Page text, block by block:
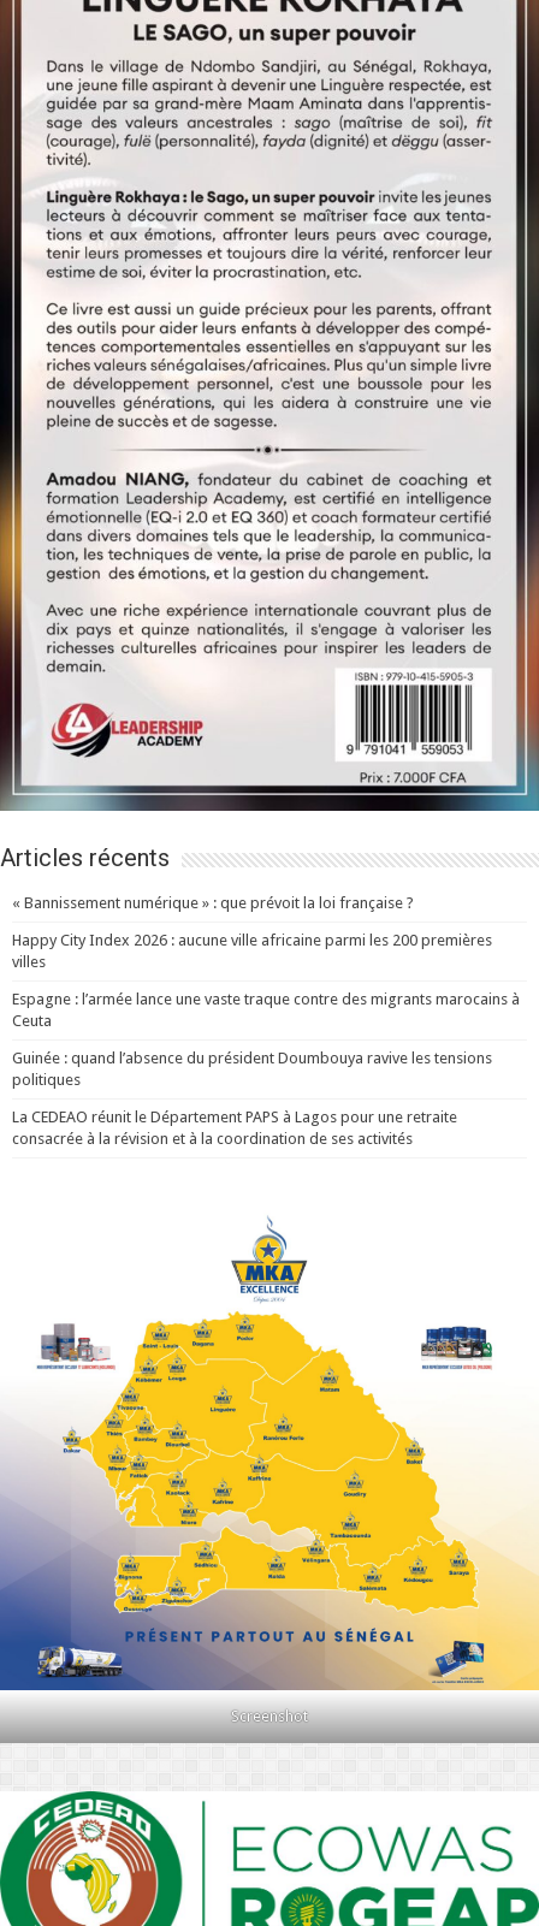
Articles récents
« Bannissement numérique » : que prévoit la loi française ?
Happy City Index 2026 : aucune ville africaine parmi les 200 premières
villes
Espagne : l’armée lance une vaste traque contre des migrants marocains à
Ceuta
Guinée : quand l’absence du président Doumbouya ravive les tensions
politiques
La CEDEAO réunit le Département PAPS à Lagos pour une retraite
consacrée à la révision et à la coordination de ses activités
Screenshot